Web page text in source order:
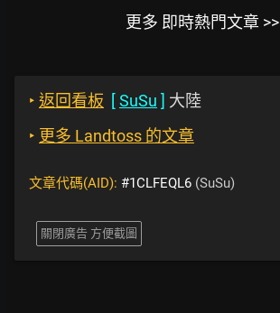
更多 即時熱門文章 >>
‣ 返回看板 [SuSu ] 大陸
‣ 更多 Landtoss 的文章
文章代碼(AID): #1CLFEQL6 (SuSu)
關閉廣告 方便截圖